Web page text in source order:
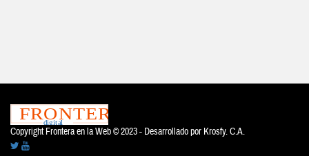
Copyright Frontera en la Web © 2023 - Desarrollado por Krosfy. C.A.